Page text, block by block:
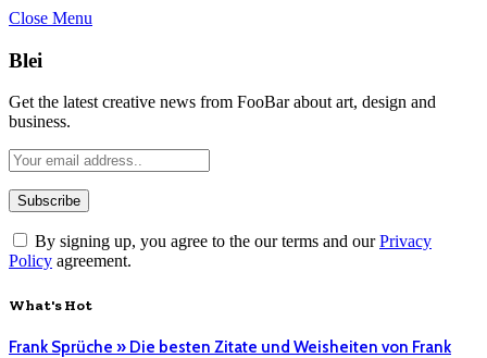
Close Menu
Blei
Get the latest creative news from FooBar about art, design and
business.
By signing up, you agree to the our terms and ourPrivacy
Policy agreement.
What's Hot
Frank Sprüche » Die besten Zitate und Weisheiten von Frank